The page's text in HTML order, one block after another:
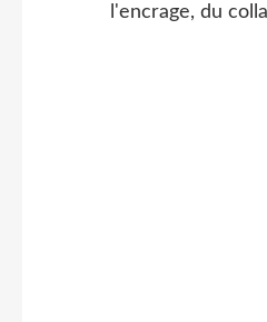
l'encrage, du